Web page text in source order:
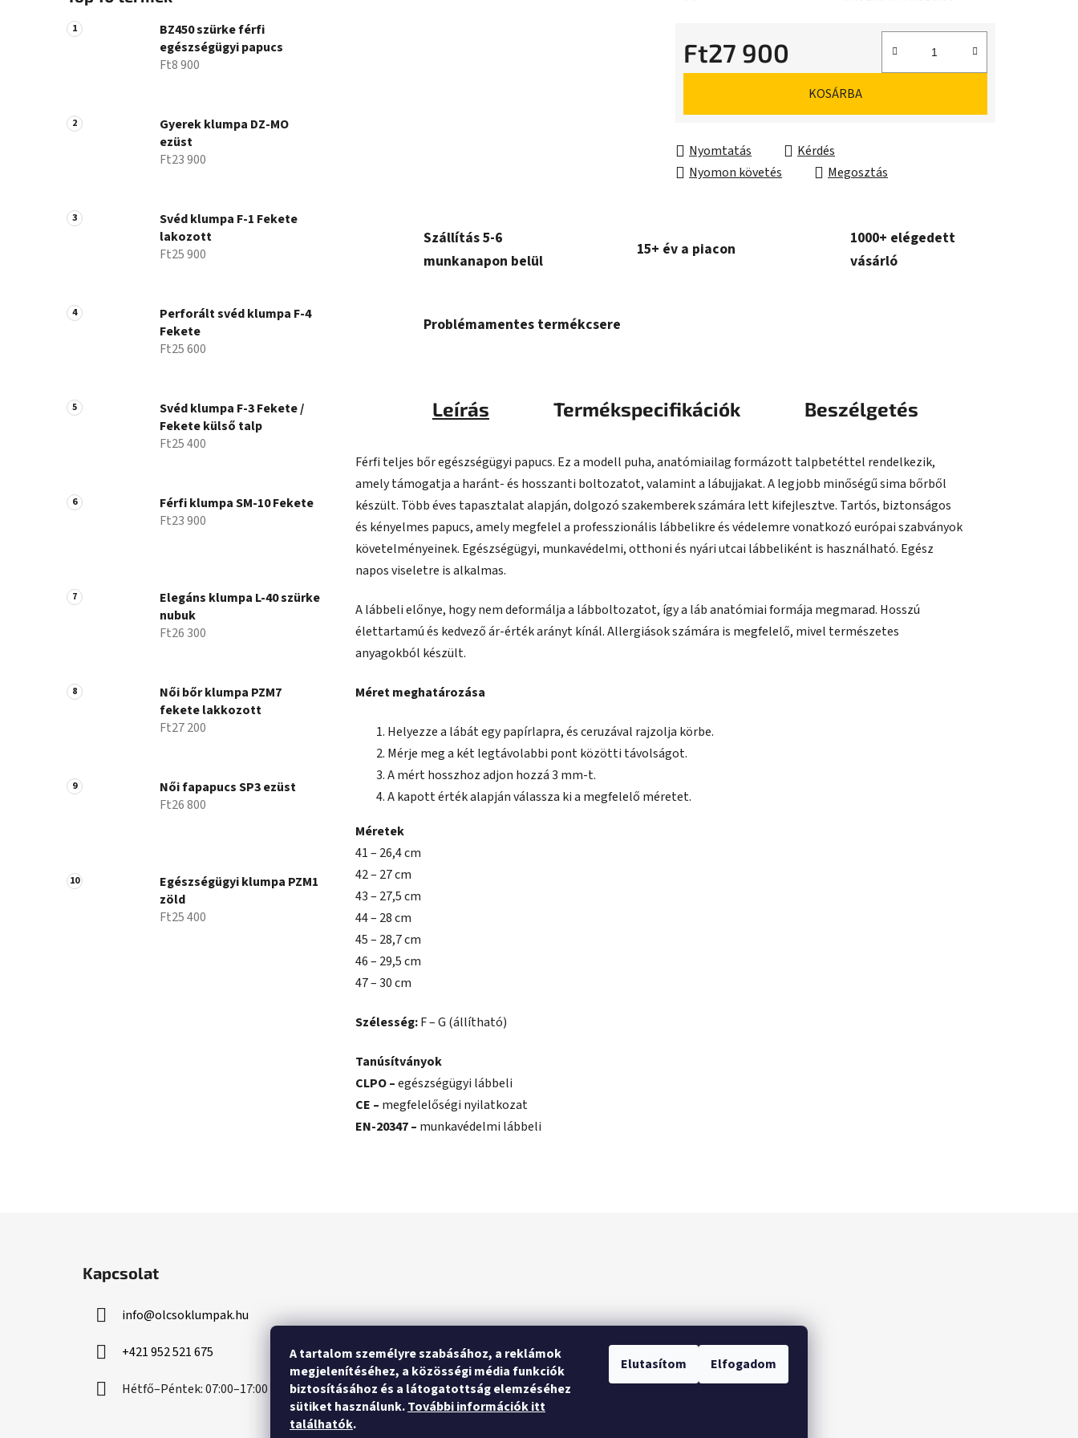
A tartalom személyre szabásához, a reklámok
megjelenítéséhez, a közösségi média funkciók
biztosításához és a látogatottság elemzéséhez
sütiket használunk.További információk itt
találhatók.
Elutasítom Elfogadom
BZ450 szürke férfi
egészségügyi papucs
Ft8 900
Gyerek klumpa DZ-MO
ezüst
Ft23 900
Svéd klumpa F-1 Fekete
lakozott
Ft25 900
Perforált svéd klumpa F-4
Fekete
Ft25 600
Svéd klumpa F-3 Fekete /
Fekete külső talp
Ft25 400
Férfi klumpa SM-10 Fekete
Ft23 900
Elegáns klumpa L-40 szürke
nubuk
Ft26 300
Női bőr klumpa PZM7
fekete lakkozott
Ft27 200
Női fapapucs SP3 ezüst
Ft26 800
Egészségügyi klumpa PZM1
zöld
Ft25 400
Ft27 900
Egységár:
KOSÁRBA
Nyomtatás
Kérdés
Nyomon követés
Megosztás
Szállítás 5-6
munkanapon belül
15+ év a piacon
1000+ elégedett
vásárló
Problémamentes termékcsere
Leírás Termékspecifikációk Beszélgetés
Férfi teljes bőr egészségügyi papucs. Ez a modell puha, anatómiailag formázott talpbetéttel rendelkezik,
amely támogatja a haránt- és hosszanti boltozatot, valamint a lábujjakat. A legjobb minőségű sima bőrből
készült. Több éves tapasztalat alapján, dolgozó szakemberek számára lett kifejlesztve. Tartós, biztonságos
és kényelmes papucs, amely megfelel a professzionális lábbelikre és védelemre vonatkozó európai szabványok
követelményeinek. Egészségügyi, munkavédelmi, otthoni és nyári utcai lábbeliként is használható. Egész
napos viseletre is alkalmas.
A lábbeli előnye, hogy nem deformálja a lábboltozatot, így a láb anatómiai formája megmarad. Hosszú
élettartamú és kedvező ár-érték arányt kínál. Allergiások számára is megfelelő, mivel természetes
anyagokból készült.
Méret meghatározása
Helyezze a lábát egy papírlapra, és ceruzával rajzolja körbe.
Mérje meg a két legtávolabbi pont közötti távolságot.
A mért hosszhoz adjon hozzá 3 mm-t.
A kapott érték alapján válassza ki a megfelelő méretet.
Méretek
41 – 26,4 cm
42 – 27 cm
43 – 27,5 cm
44 – 28 cm
45 – 28,7 cm
46 – 29,5 cm
47 – 30 cm
Szélesség:F – G (állítható)
Tanúsítványok
CLPO –egészségügyi lábbeli
CE – megfelelőségi nyilatkozat
EN-20347 – munkavédelmi lábbeli
Kapcsolat
info@olcsoklumpak.hu
+421 952 521 675
Hétfő–Péntek: 07:00–17:00